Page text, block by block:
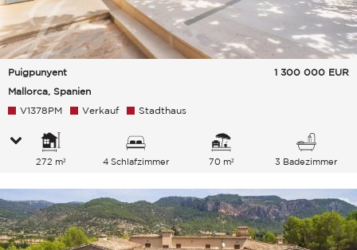
Puigpunyent
Mallorca, Spanien
1 300 000 EUR
V1378PM Verkauf Stadthaus
272 m² 4 Schlafzimmer 70 m² 3 Badezimmer